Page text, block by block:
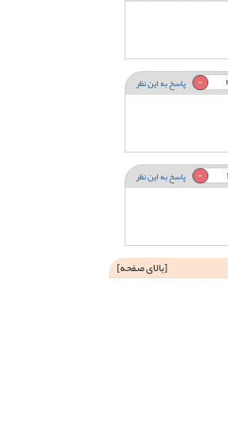
پاسخ به این نظر
پاسخ به این نظر
[بالای صفحه]